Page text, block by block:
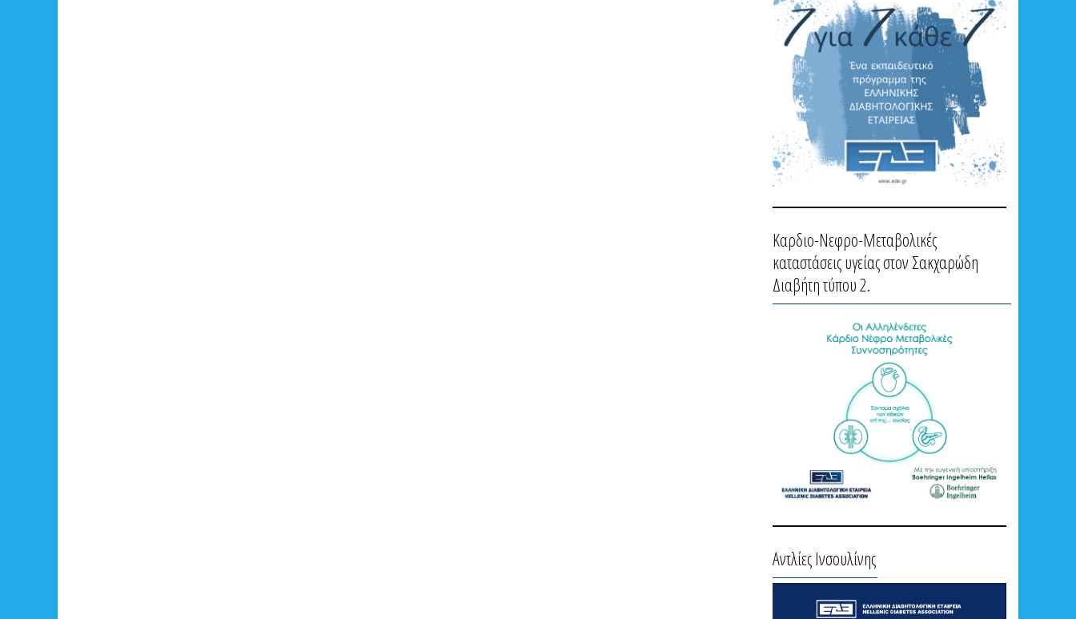
Καρδιο-Νεφρο-Μεταβολικές
καταστάσεις υγείας στον Σακχαρώδη
Διαβήτη τύπου 2.
Αντλίες Ινσουλίνης